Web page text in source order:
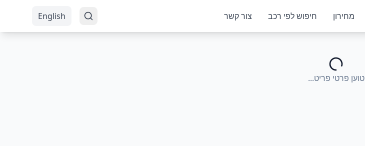
מחירון חיפוש לפי רכב צור קשר English
טוען פרטי פריט...